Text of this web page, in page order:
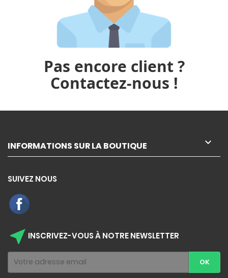
Pas encore client ?
Contactez-nous !
INFORMATIONS SUR LA BOUTIQUE 
SUIVEZ NOUS
near_me INSCRIVEZ-VOUS À NOTRE NEWSLETTER